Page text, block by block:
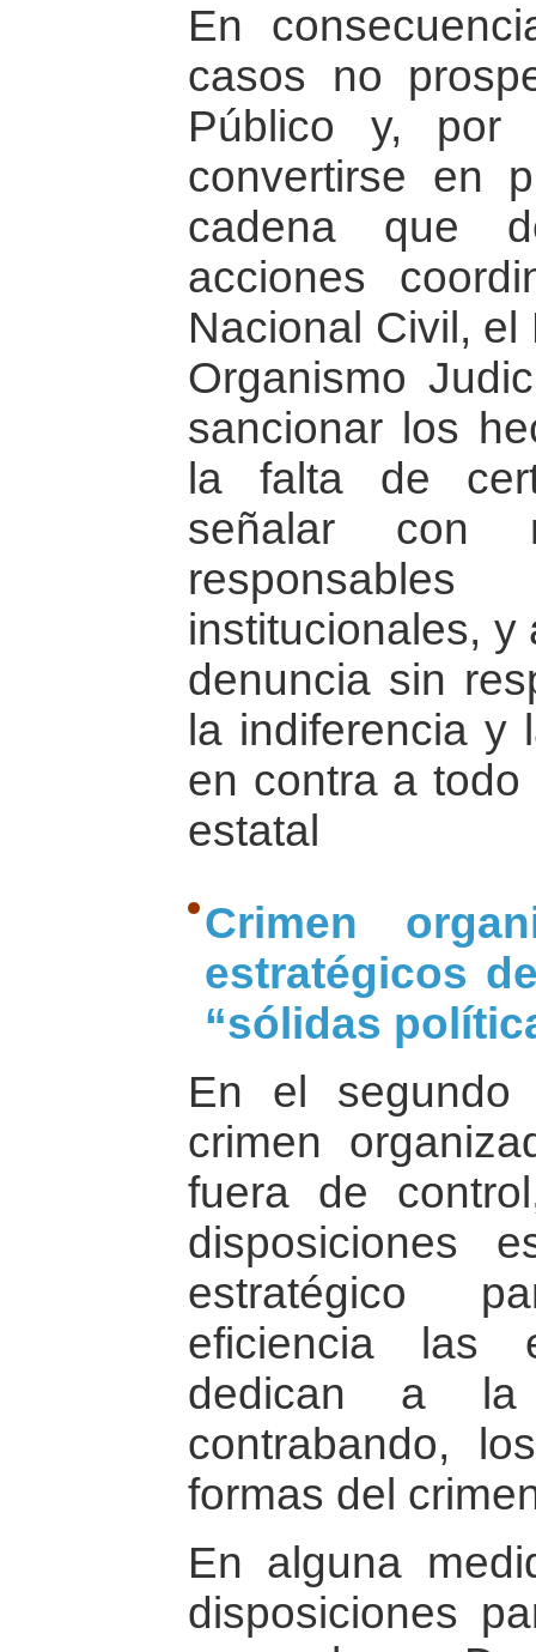
En
casos no
Público y, por
convertirse en
cadena que
acciones
Nacional Civil,
Organismo
sancionar los
la falta de
señalar con
institucionales, y
denuncia sin
la indiferencia y
en contra a
estatal
Crimen
estratégicos
“sólidas
En el
crimen
fuera de
disposiciones
estratégico
eficiencia las
dedican a la
contrabando,
formas del
En alguna
disposiciones